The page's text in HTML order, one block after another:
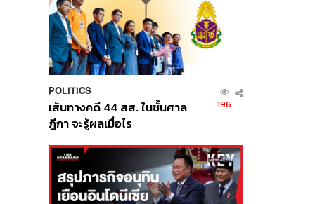
POLITICS
เส้นทางคดี 44 สส. ในชั้นศาล
ฎีกา จะรู้ผลเมื่อไร
196